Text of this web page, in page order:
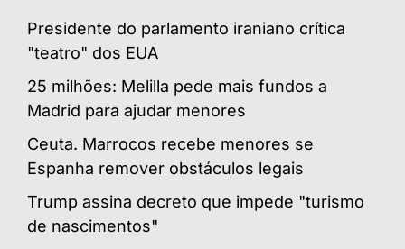
Presidente do parlamento iraniano crítica
"teatro" dos EUA
25 milhões: Melilla pede mais fundos a
Madrid para ajudar menores
Ceuta. Marrocos recebe menores se
Espanha remover obstáculos legais
Trump assina decreto que impede "turismo
de nascimentos"